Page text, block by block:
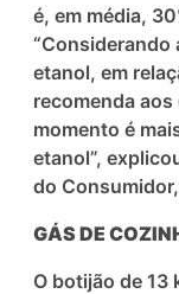
é, em média,
“Considerando
etanol, em
recomenda
momento é
etanol”,
do
GÁS DE
O botijão de 13